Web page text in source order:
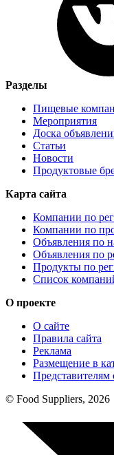
Разделы
Пищевые
Мероприятия
Доска
Статьи
Новости
Продуктовые
Карта сайта
Компании по
Компании по
Объявления по
Объявления по
Продукты по
Список
О проекте
О сайте
Правила сайта
Реклама
Размещение в
Представителям
© Food Suppliers, 2026